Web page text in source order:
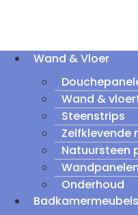
Wand & Vloer
Wand &
Steenstrips
Zelfklevende
Natuursteen
Onderhoud
Badkamermeubels